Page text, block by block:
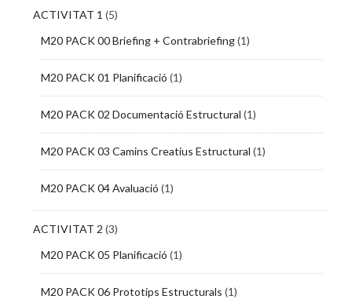
ACTIVITAT 1 (5)
M20 PACK 00 Briefing + Contrabriefing(1)
M20 PACK 01 Planificació (1)
M20 PACK 02 Documentació Estructural (1)
M20 PACK 03 Camins Creatius Estructural (1)
M20 PACK 04 Avaluació (1)
ACTIVITAT 2 (3)
M20 PACK 05 Planificació (1)
M20 PACK 06 Prototips Estructurals (1)